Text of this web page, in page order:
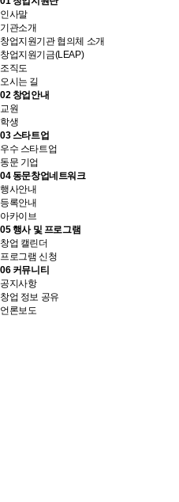
인사말
기관소개
창업지원기관 협의체 소개
창업지원기금(LEAP)
조직도
오시는 길
02창업안내
교원
학생
03스타트업
우수 스타트업
동문 기업
04동문창업네트워크
행사안내
등록안내
아카이브
05행사 및 프로그램
창업 캘린더
프로그램 신청
06 커뮤니티
공지사항
창업 정보 공유
언론보도